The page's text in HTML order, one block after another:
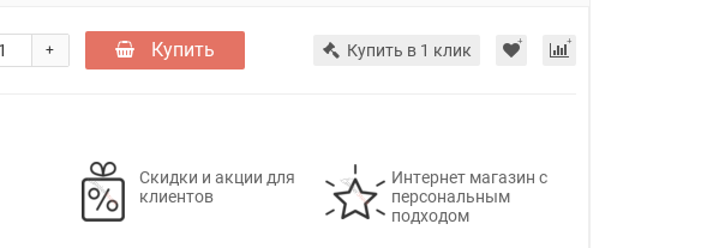
+ Купить Купить в 1 клик
Скидки и акции для
клиентов
Интернет магазин с
персональным
подходом